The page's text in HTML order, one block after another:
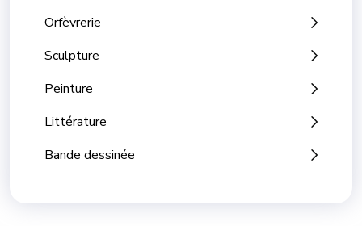
Orfèvrerie
Sculpture
Peinture
Littérature
Bande dessinée